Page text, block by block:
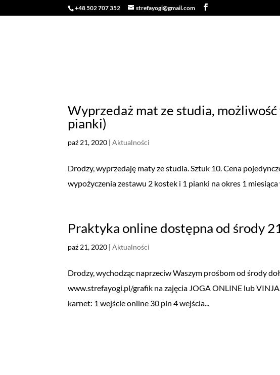
+48 502 707 352 strefayogi@gmail.com
Wyprzedaż mat ze studia,
pianki)
paź 21, 2020 |Aktualności
Drodzy, wyprzedaję maty ze studia. Sztuk 10. Cena
wypożyczenia zestawu 2 kostek i 1 pianki na okres 1
Praktyka online dostępna od środy
paź 21, 2020 |Aktualności
Drodzy, wychodząc naprzeciw Waszym prośbom od środy
www.strefayogi.pl/grafik na zajęcia JOGA ONLINE lub
karnet: 1 wejście online 30 pln 4 wejścia...